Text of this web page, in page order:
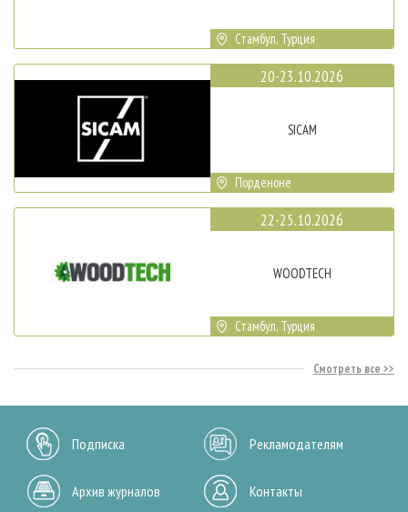
Стамбул, Турция
20-23.10.2026
SICAM
Порденоне
22-25.10.2026
WOODTECH
Стамбул, Турция
Смотреть все
Подписка Рекламодателям
Архив журналов Контакты